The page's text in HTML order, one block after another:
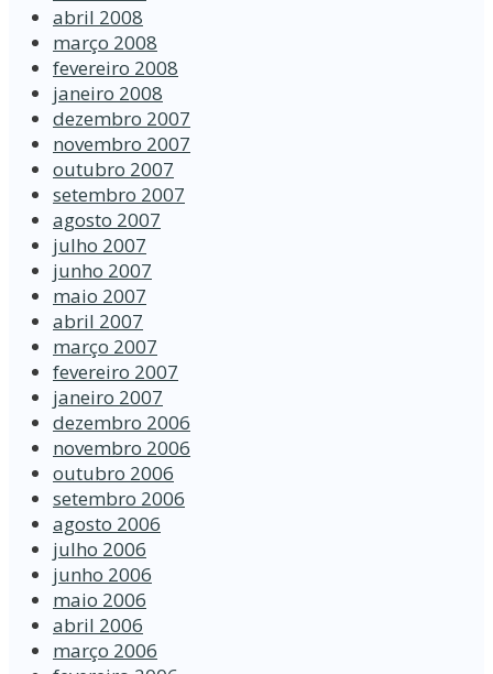
abril 2008
março 2008
fevereiro 2008
janeiro 2008
dezembro 2007
novembro 2007
outubro 2007
setembro 2007
agosto 2007
julho 2007
junho 2007
maio 2007
abril 2007
março 2007
fevereiro 2007
janeiro 2007
dezembro 2006
novembro 2006
outubro 2006
setembro 2006
agosto 2006
julho 2006
junho 2006
maio 2006
abril 2006
março 2006